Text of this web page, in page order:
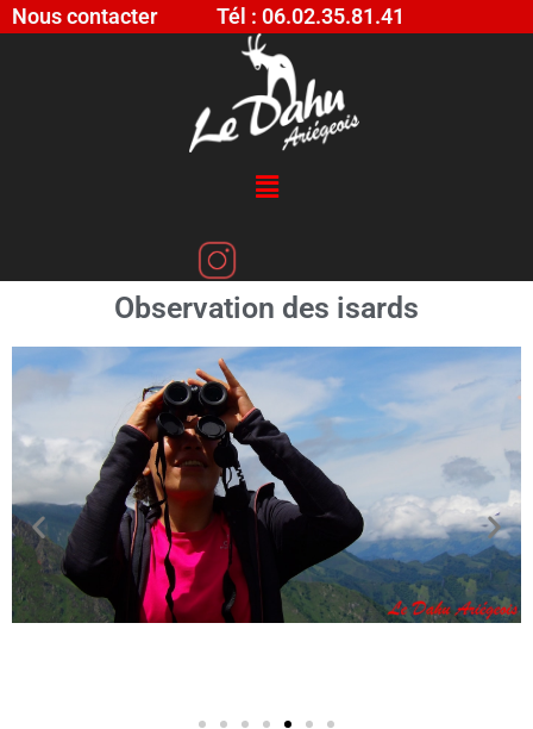
Nous contacter Tél : 06.02.35.81.41
Observation des isards